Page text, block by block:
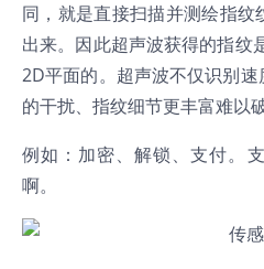
同，就是直接扫描并测绘指
出来。因此超声波获得的指纹
2D平面的。超声波不仅识别
的干扰、指纹细节更丰富难以破
例如：加密、解锁、支付。
啊。